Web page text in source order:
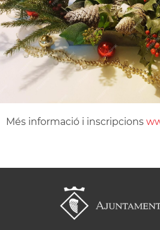
Més informació i inscripcions